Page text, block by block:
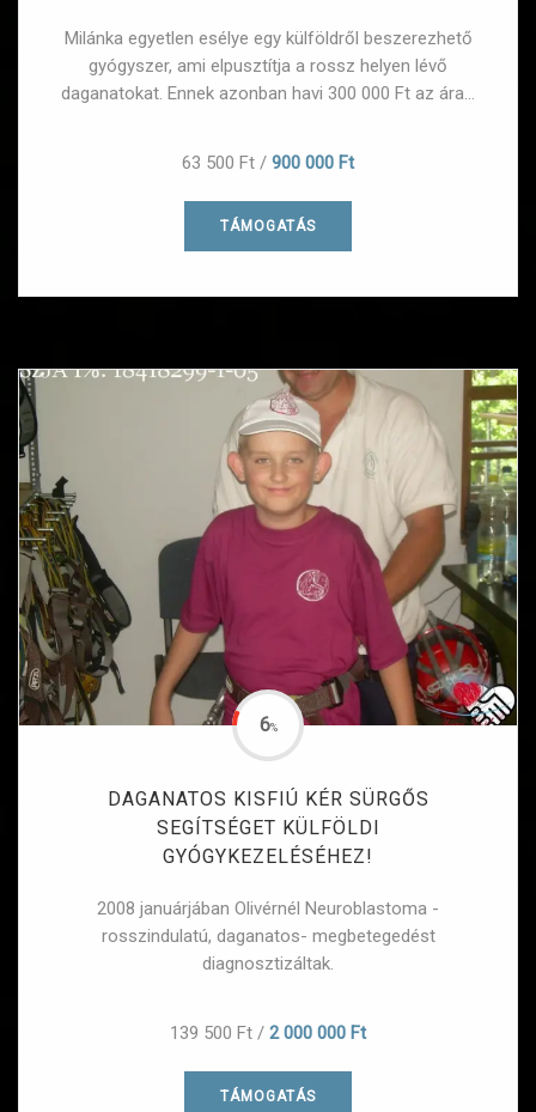
Milánka egyetlen esélye egy külföldről beszerezhető
gyógyszer, ami elpusztítja a rossz helyen lévő
daganatokat. Ennek azonban havi 300 000 Ft az ára...
63 500 Ft / 900 000 Ft
TÁMOGATÁS
DAGANATOS KISFIÚ KÉR SÜRGŐS
SEGÍTSÉGET KÜLFÖLDI
GYÓGYKEZELÉSÉHEZ!
2008 januárjában Olivérnél Neuroblastoma -
rosszindulatú, daganatos- megbetegedést
diagnosztizáltak.
6%
139 500 Ft / 2 000 000 Ft
TÁMOGATÁS